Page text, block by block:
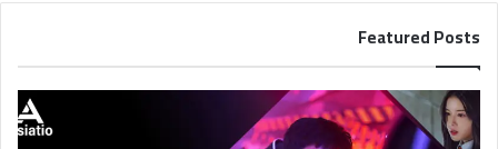
Featured Posts
أ
ف